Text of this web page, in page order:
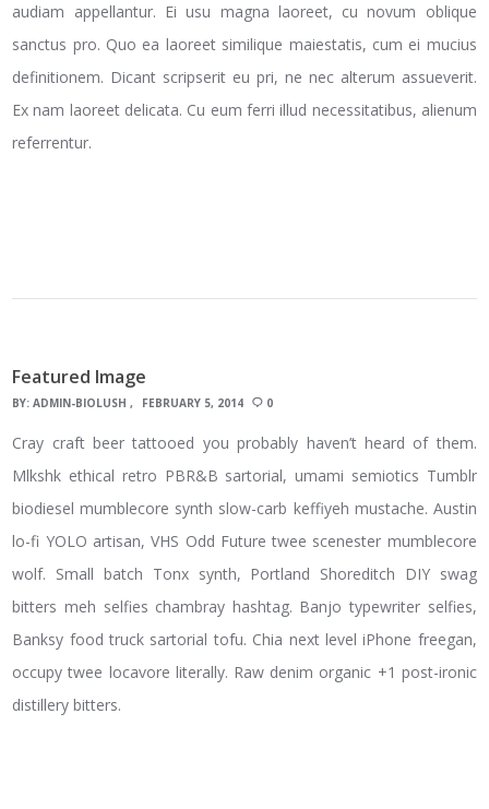
audiam appellantur. Ei usu magna laoreet, cu novum oblique
sanctus pro. Quo ea laoreet similique maiestatis, cum ei mucius
definitionem. Dicant scripserit eu pri, ne nec alterum assueverit.
Ex nam laoreet delicata. Cu eum ferri illud necessitatibus, alienum
referrentur.
Featured Image
BY:ADMIN-BIOLUSH FEBRUARY 5, 2014 0
Cray craft beer tattooed you probably haven’t heard of them.
Mlkshk ethical retro PBR&B sartorial, umami semiotics Tumblr
biodiesel mumblecore synth slow-carb keffiyeh mustache. Austin
lo-fi YOLO artisan, VHS Odd Future twee scenester mumblecore
wolf. Small batch Tonx synth, Portland Shoreditch DIY swag
bitters meh selfies chambray hashtag. Banjo typewriter selfies,
Banksy food truck sartorial tofu. Chia next level iPhone freegan,
occupy twee locavore literally. Raw denim organic +1 post-ironic
distillery bitters.